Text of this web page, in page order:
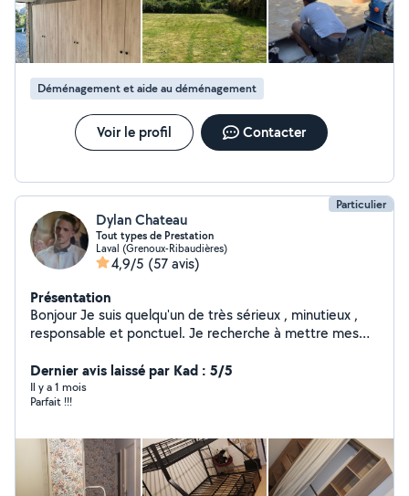
Déménagement et aide au déménagement
Voir le profil Contacter
Particulier
Dylan Chateau
Tout types de Prestation
Laval (Grenoux-Ribaudières)
4,9/5 (57 avis)
Présentation
Bonjour Je suis quelqu'un de très sérieux , minutieux ,
responsable et ponctuel. Je recherche à mettre mes
quelques prestation que je peu réaliser. N'hésitez pas à
me demander pour autre choses, si je suis dans la
capacité de vous aider je le ferais avec plaisir - Tondre,
de votre jardin occasionnel ou à l'année - Bricolage (
Peinture, tapisserie, montage de meuble , etc ) -
Manutention / Déménagement / Débarasser
Dernier avis laissé par Kad : 5/5
Il y a 1 mois
Parfait !!!